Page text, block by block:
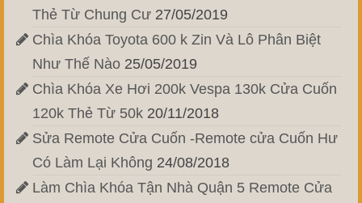
Thẻ Từ Chung Cư 27/05/2019
Chìa Khóa Toyota 600 k Zin Và Lô Phân Biệt
Như Thế Nào 25/05/2019
Chìa Khóa Xe Hơi 200k Vespa 130k Cửa Cuốn
120k Thẻ Từ 50k 20/11/2018
Sửa Remote Cửa Cuốn -Remote cửa Cuốn Hư
Có Làm Lại Không 24/08/2018
Làm Chìa Khóa Tận Nhà Quận 5 Remote Cửa